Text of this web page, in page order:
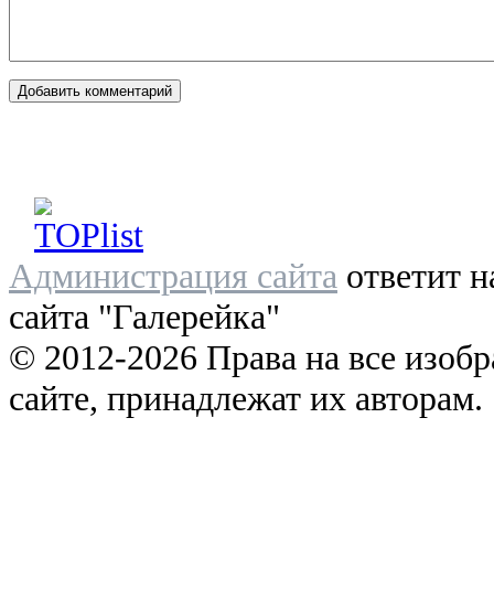
Администрация сайта ответит
сайта "Галерейка"
© 2012-2026 Права на все
сайте, принадлежат их авторам.